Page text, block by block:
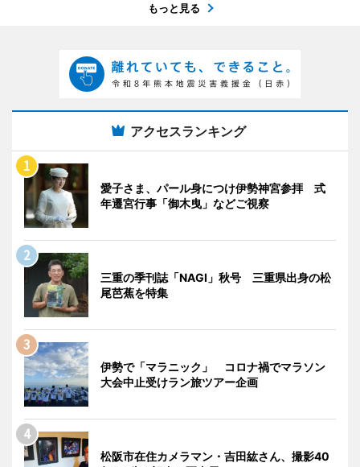
もっと見る
アクセスランキング
愛子さま、パール身につけ伊勢神宮参拝 式
年遷宮行事「御木曳」などご視察
三重の季刊誌「NAGI」秋号 三重県出身の松
尾芭蕉を特集
伊勢で「マラニック」 コロナ禍でマラソン
大会中止受けラン旅ツアー企画
松阪市在住カメラマン・吉田紘さん、撮影40